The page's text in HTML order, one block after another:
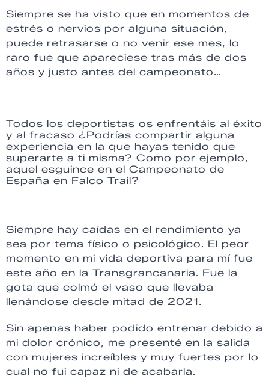
Siempre se ha visto que en momentos de
estrés o nervios por alguna situación,
puede retrasarse o no venir ese mes, lo
raro fue que apareciese tras más de dos
años y justo antes del campeonato…
Todos los deportistas os enfrentáis al éxito
y al fracaso ¿Podrías compartir alguna
experiencia en la que hayas tenido que
superarte a ti misma? Como por ejemplo,
aquel esguince en el Campeonato de
España en Falco Trail?
Siempre hay caídas en el rendimiento ya
sea por tema físico o psicológico. El peor
momento en mi vida deportiva para mí fue
este año en la Transgrancanaria. Fue la
gota que colmó el vaso que llevaba
llenándose desde mitad de 2021.
Sin apenas haber podido entrenar debido a
mi dolor crónico, me presenté en la salida
con mujeres increíbles y muy fuertes por lo
cual no fui capaz ni de acabarla.